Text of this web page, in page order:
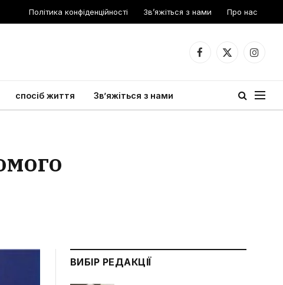
Політика конфіденційності Зв’яжіться з нами Про нас
Facebook
X
спосіб життя Зв’яжіться з нами
ВИБІР РЕДАКЦІЇ